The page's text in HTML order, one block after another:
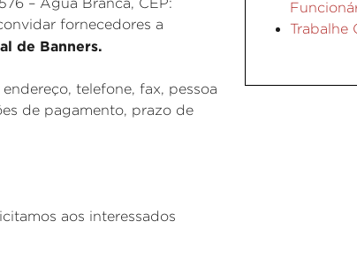
– Água Branca, CEP:
fornecedores a
de Banners.
telefone, fax, pessoa
de pagamento, prazo de
aos interessados
Trabalhe